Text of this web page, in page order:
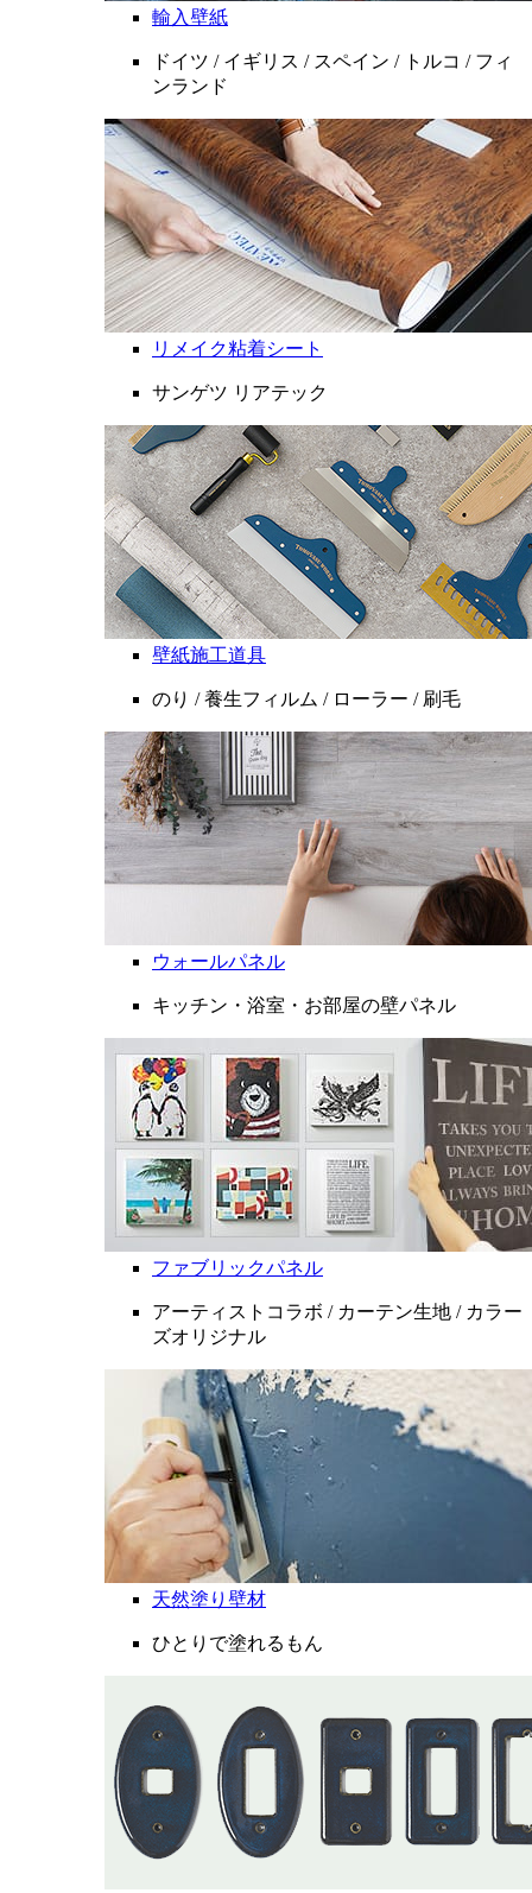
輸入壁紙
ドイツ / イギリス / スペイン / トルコ / フィ
ンランド
リメイク粘着シート
サンゲツ リアテック
壁紙施工道具
のり / 養生フィルム / ローラー / 刷毛
ウォールパネル
キッチン・浴室・お部屋の壁パネル
ファブリックパネル
アーティストコラボ / カーテン生地 / カラー
ズオリジナル
天然塗り壁材
ひとりで塗れるもん